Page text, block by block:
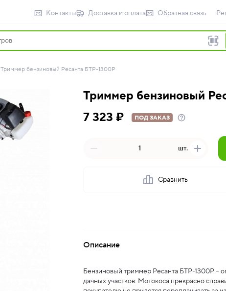
Контакты Доставка и оплата Обратная связь
Триммер бензиновый Ресанта БТР-1300Р
Триммер бензиновый
7 323 ₽
ПОД ЗАКАЗ
шт.
Сравнить
Описание
Бензиновый триммер Ресанта БТР-1300Р –
дачных участков. Мотокоса прекрасно